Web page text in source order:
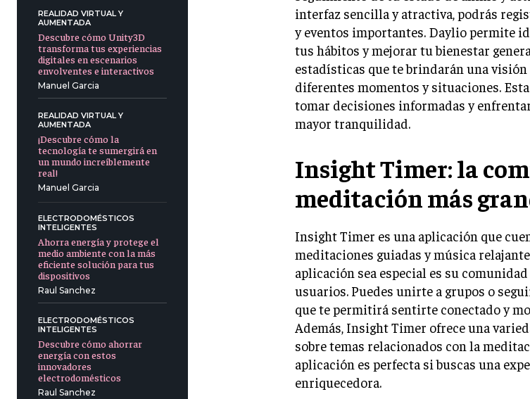
REALIDAD VIRTUAL Y
AUMENTADA
Descubre cómo Unity3D
transforma tus experiencias
digitales en escenarios
envolventes e interactivos
Manuel Garcia
REALIDAD VIRTUAL Y
AUMENTADA
¡Descubre cómo la
tecnología te sumergirá en
un mundo increíblemente
real!
Manuel Garcia
ELECTRODOMÉSTICOS
INTELIGENTES
Ahorra energía y protege el
medio ambiente con la más
eficiente solución para tus
dispositivos
Raul Sanchez
ELECTRODOMÉSTICOS
INTELIGENTES
Descubre cómo ahorrar
energía con estos
innovadores
electrodomésticos
Raul Sanchez
interfaz sencilla y atractiva, podrás
y eventos importantes. Daylio permite
tus hábitos y mejorar tu bienestar
estadísticas que te brindarán una visión
diferentes momentos y situaciones.
tomar decisiones informadas y
mayor tranquilidad.
Insight Timer: la
meditación más
Insight Timer es una aplicación que
meditaciones guiadas y música
aplicación sea especial es su
usuarios. Puedes unirte a grupos o
que te permitirá sentirte conectado y
Además, Insight Timer ofrece una
sobre temas relacionados con la
aplicación es perfecta si buscas una
enriquecedora.